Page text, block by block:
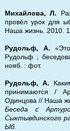
Михайлова, Л.
провёл урок для
Наша жизнь. 2010.
Рудольф, А.
Рудольф ;
нояб. : фот.
Рудольф, А.
принимаются /
Одинцова // Наша
Беседа с
Сыктывдинского
Ыб.